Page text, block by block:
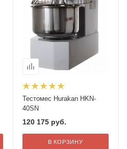
Тестомес Hurakan HKN-
40SN
120 175руб.
В КОРЗИНУ